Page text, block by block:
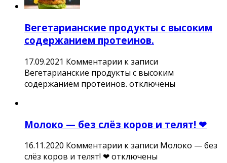
Вегетарианские продукты с высоким
содержанием протеинов.
17.09.2021 Комментарии к записи
Вегетарианские продукты с высоким
содержанием протеинов. отключены
Молоко — без слёз коров и телят! ❤
16.11.2020 Комментарии к записи Молоко — без
слёз коров и телят! ❤отключены